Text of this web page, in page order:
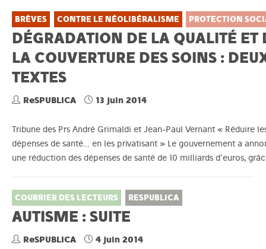
BRÈVES CONTRE LE NÉOLIBÉRALISME PROTECTION
DÉGRADATION DE LA QUALITÉ ET
LA COUVERTURE DES SOINS :
TEXTES
ReSPUBLICA 13 juin 2014
Tribune des Prs André Grimaldi et Jean-Paul Vernant « Réduire
dépenses de santé… en les privatisant » Le gouvernement a
une réduction des dépenses de santé de 10 milliards d'euros,
COURRIER DES LECTEURS RESPUBLICA
AUTISME : SUITE
ReSPUBLICA 4 juin 2014